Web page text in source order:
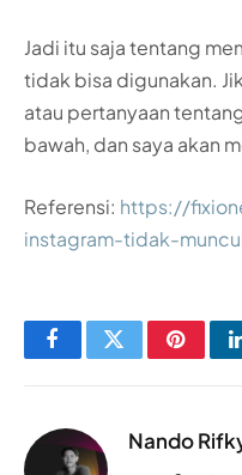
Jadi itu saja tentang
tidak bisa digunakan.
atau pertanyaan
bawah, dan saya akan
Referensi: https://
instagram-tidak-
FacebookTwitter
Nando